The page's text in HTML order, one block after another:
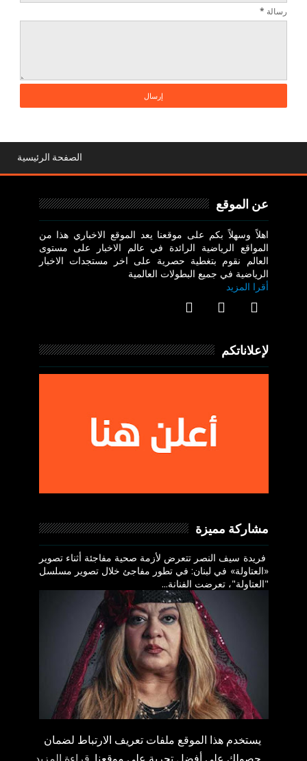
يستخدم هذا الموقع ملفات تعريف الارتباط لضمان
رسالة *
الصفحة الرئيسية
عن الموقع
اهلاً وسهلاً بكم على موقعنا يعد الموقع الاخباري هذا من
المواقع الرياضية الرائدة في عالم الاخبار على مستوى
العالم نقوم بتغطية حصرية على اخر مستجدات الاخبار
الرياضية في جميع البطولات العالمية
أقرا المزيد
لإعلاناتكم
مشاركة مميزة
فريدة سيف النصر تتعرض لأزمة صحية مفاجئة أثناء تصوير
«العتاولة» في لبنان: في تطور مفاجئ خلال تصوير مسلسل
"العتاولة"، تعرضت الفنانة...